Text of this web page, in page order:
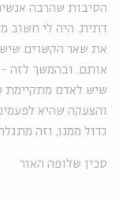
הסיבות שהרבה
דתית. היה לי חשוב
את שאר הקשרים שיש
אותם. ובהמשך לזה
שיש לאדם מתקיימת
והצעקה שהיא
גדול ממנו, וזה
סכין שלופה האור